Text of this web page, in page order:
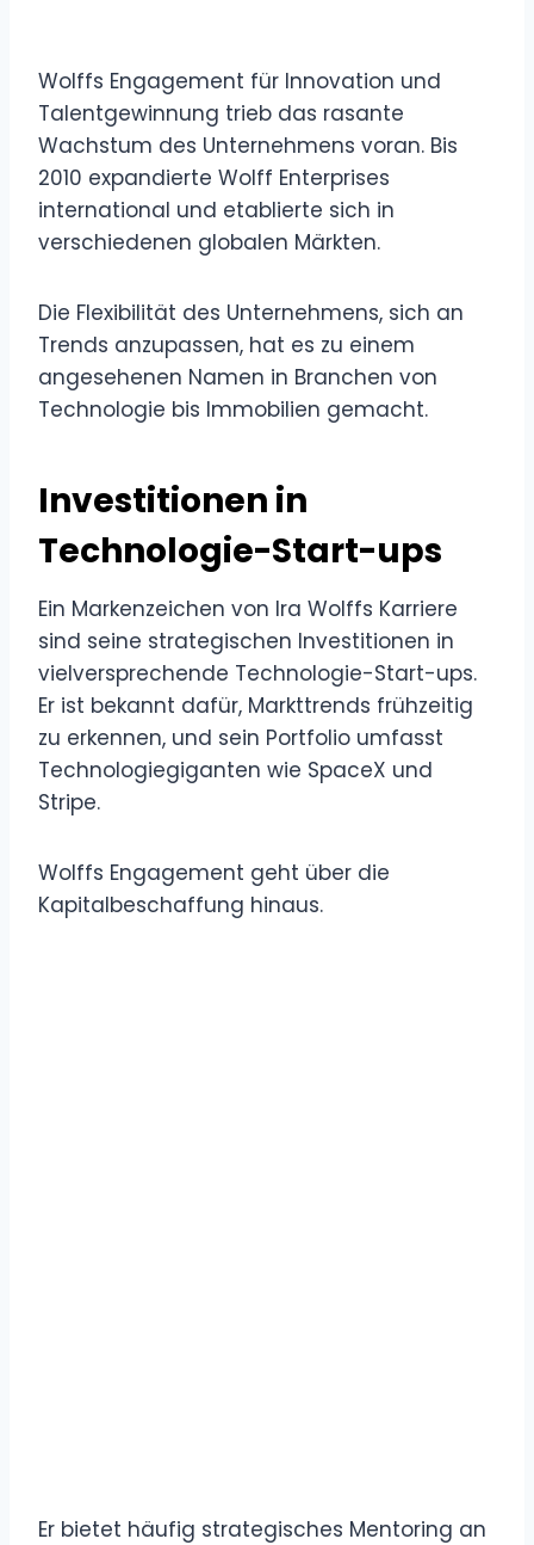
Wolffs Engagement für Innovation und
Talentgewinnung trieb das rasante
Wachstum des Unternehmens voran. Bis
2010 expandierte Wolff Enterprises
international und etablierte sich in
verschiedenen globalen Märkten.
Die Flexibilität des Unternehmens, sich an
Trends anzupassen, hat es zu einem
angesehenen Namen in Branchen von
Technologie bis Immobilien gemacht.
Investitionen in
Technologie-Start-ups
Ein Markenzeichen von Ira Wolffs Karriere
sind seine strategischen Investitionen in
vielversprechende Technologie-Start-ups.
Er ist bekannt dafür, Markttrends frühzeitig
zu erkennen, und sein Portfolio umfasst
Technologiegiganten wie SpaceX und
Stripe.
Wolffs Engagement geht über die
Kapitalbeschaffung hinaus.
Er bietet häufig strategisches Mentoring an